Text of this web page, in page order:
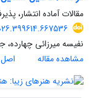
مقالات آماده انتشار،
نفیسه میرزائی چهارده،
مشاهده مقاله
اصل